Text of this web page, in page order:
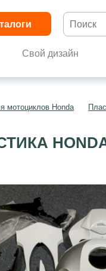
Свой дизайн
мотоциклов Honda